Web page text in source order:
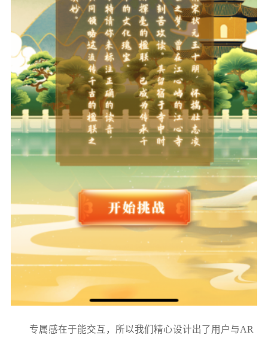
专属感在于能交互，所以我们精心设计出了用户与AR